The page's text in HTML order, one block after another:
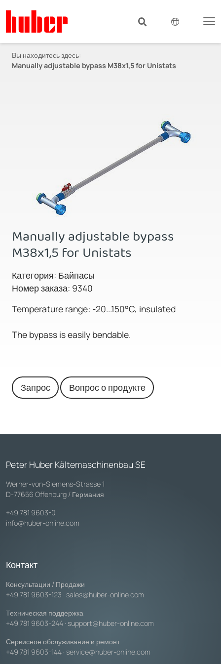
Вы находитесь здесь:
Manually adjustable bypass M38x1,5 for Unistats
Manually adjustable bypass
M38x1,5 for Unistats
Категория: Байпасы
Номер заказа: 9340
Temperature range: -20...150°C, insulated
The bypass is easily bendable.
Запрос Вопрос о продукте
Peter Huber Kältemaschinenbau SE
Werner-von-Siemens-Strasse 1
D-77656 Offenburg / Германия
+49 781 9603-0
info@huber-online.com
Контакт
Консультации / Продажи
+49 781 9603-123 · sales@huber-online.com
Техническая поддержка
+49 781 9603-244 · support@huber-online.com
Сервисное обслуживание и ремонт
+49 781 9603-144 · service@huber-online.com